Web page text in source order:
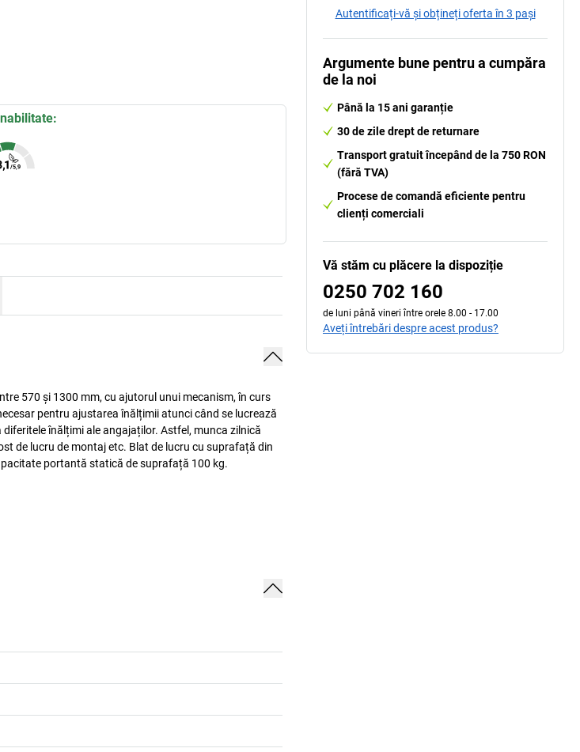
570 și 1300 mm, cu ajutorul unui mecanism, în curs
pentru ajustarea înălțimii atunci când se lucrează
înălțimi ale angajaților. Astfel, munca zilnică
de lucru de montaj etc. Blat de lucru cu suprafață din
portantă statică de suprafață 100 kg.
Autentificați-vă și obțineți oferta în 3 pași
Argumente bune pentru a cumpăra
de la noi
Până la 15 ani garanție
30 de zile drept de returnare
Transport gratuit începând de la 750 RON
(fără TVA)
Procese de comandă eficiente pentru
clienți comerciali
Vă stăm cu plăcere la dispoziție
0250 702 160
de luni până vineri între orele 8.00 - 17.00
Aveți întrebări despre acest produs?